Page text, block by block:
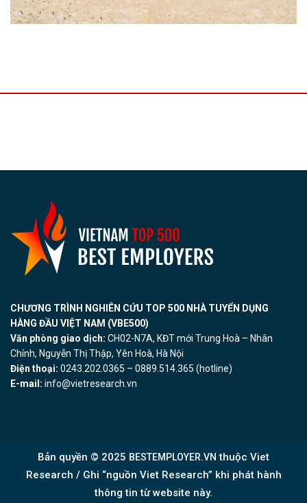
CHƯƠNG TRÌNH NGHIÊN CỨU TOP 500 NHÀ TUYỂN DỤNG
HÀNG ĐẦU VIỆT NAM (VBE500)
Văn phòng giao dịch: CH02-N7A, KĐT mới Trung Hoà – Nhân
Chính, Nguyễn Thị Thập, Yên Hoà, Hà Nội
Điện thoại: 0243.202.0365 – 0889.514.365 (hotline)
E-mail: info@vietresearch.vn
Bản quyền © 2025 BESTEMPLOYER.VN thuộc Viet
Research / Ghi “nguồn Viet Research” khi phát hành
thông tin từ website này.